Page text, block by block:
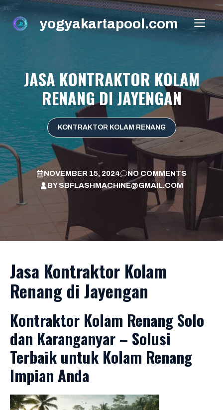
Skip
to
content
yogyakartapool.com
JASA KONTRAKTOR KOLAM
RENANG DI JAYENGAN
KONTRAKTOR KOLAM RENANG
NOVEMBER 15, 2024
NO COMMENTS
BYSBFLASHMACHINE@GMAIL.COM
Jasa Kontraktor Kolam
Renang di Jayengan
Kontraktor Kolam Renang Solo
dan Karanganyar – Solusi
Terbaik untuk Kolam Renang
Impian Anda